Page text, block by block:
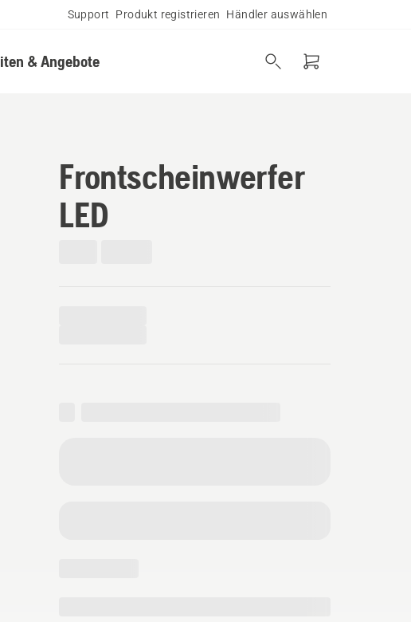
Support Produkt registrieren Händler auswählen
& Angebote
Frontscheinwerfer
LED